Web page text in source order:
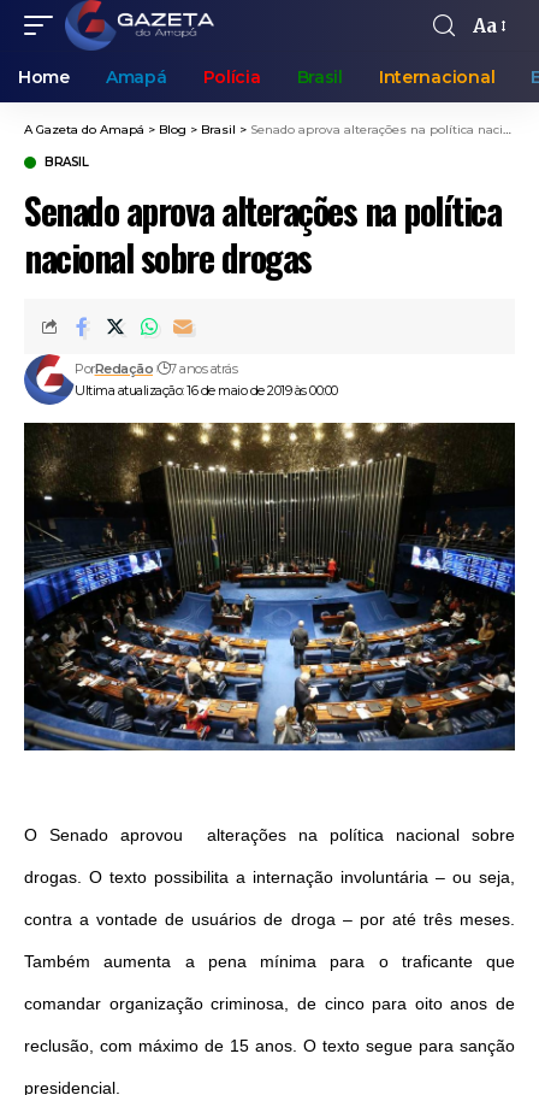
Aa
Home Amapá Polícia Brasil Internacional
A Gazeta do Amapá > Blog > Brasil > Senado aprova alterações na política nacional sobre drogas
BRASIL
Senado aprova alterações na política
nacional sobre drogas
Ultima atualização: 16 de maio de 2019 às 00:00
PorRedação 7 anos atrás
O Senado aprovou alterações na política nacional sobre
drogas. O texto possibilita a internação involuntária – ou seja,
contra a vontade de usuários de droga – por até três meses.
Também aumenta a pena mínima para o traficante que
comandar organização criminosa, de cinco para oito anos de
reclusão, com máximo de 15 anos. O texto segue para sanção
presidencial.